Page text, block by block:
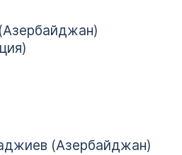
(Азербайджан)